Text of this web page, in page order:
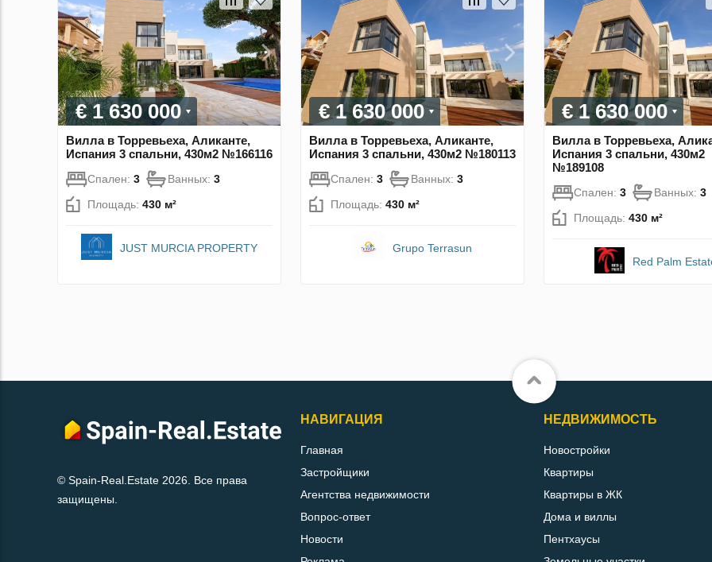
€ 1 630 000
Вилла в Торревьеха, Аликанте,
Испания 3 спальни, 430м2 №166116
Спален: 3 Ванных: 3
Площадь: 430 м²
JUST MURCIA PROPERTY
€ 1 630 000
Вилла в Торревьеха, Аликанте,
Испания 3 спальни, 430м2 №180113
Спален: 3 Ванных: 3
Площадь: 430 м²
Grupo Terrasun
€ 1 630 000
Вилла в Торревьеха,
Испания 3 спальни, 430м2
№189108
Спален: 3 Ванных: 3
Площадь: 430 м²
Red Palm
© Spain-Real.Estate 2026. Все права
защищены.
НАВИГАЦИЯ
Главная
Застройщики
Агентства недвижимости
Вопрос-ответ
Новости
НЕДВИЖИМОСТЬ
Новостройки
Квартиры
Квартиры в ЖК
Дома и виллы
Пентхаусы